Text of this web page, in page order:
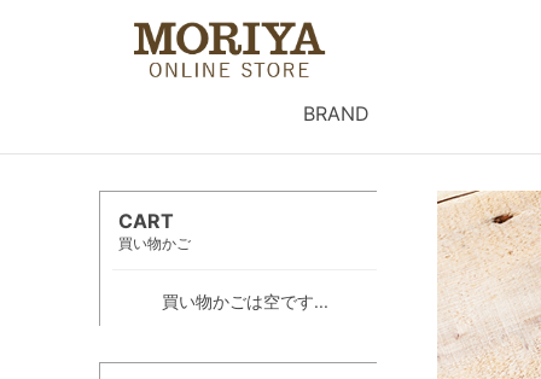
BRAND
CART
買い物かご
買い物かごは空です...